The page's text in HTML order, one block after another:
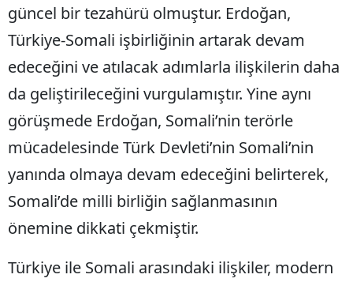
güncel bir tezahürü olmuştur. Erdoğan,
Türkiye-Somali işbirliğinin artarak devam
edeceğini ve atılacak adımlarla ilişkilerin daha
da geliştirileceğini vurgulamıştır. Yine aynı
görüşmede Erdoğan, Somali’nin terörle
mücadelesinde Türk Devleti’nin Somali’nin
yanında olmaya devam edeceğini belirterek,
Somali’de milli birliğin sağlanmasının
önemine dikkati çekmiştir.
Türkiye ile Somali arasındaki ilişkiler, modern